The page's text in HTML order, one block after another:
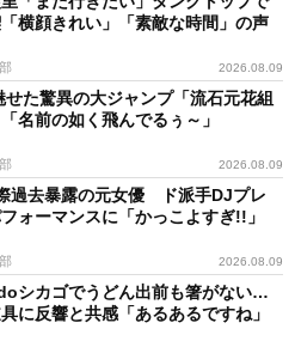
横顔きれい」「素敵な時間」の声
2026.08.09
た驚異の大ジャンプ「流石元花組
名前の如く飛んでるぅ～」
2026.08.09
過去暴露の元女優 ド派手DJプレ
ォーマンスに「かっこよすぎ!!」
2026.08.09
シカゴでうどん出前も箸がない…
に反響と共感「あるあるですね」